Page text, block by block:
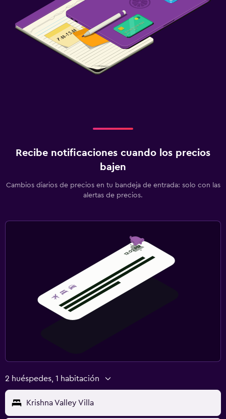
Recibe notificaciones cuando los precios
bajen
Cambios diarios de precios en tu bandeja de entrada: solo con las
alertas de precios.
2 huéspedes, 1 habitación
Krishna Valley Villa